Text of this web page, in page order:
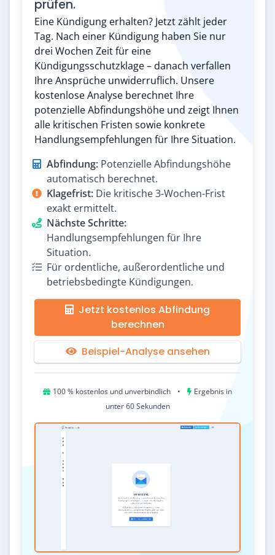
prüfen.
Eine Kündigung erhalten? Jetzt zählt jeder
Tag. Nach einer Kündigung haben Sie nur
drei Wochen Zeit für eine
Kündigungsschutzklage – danach verfallen
Ihre Ansprüche unwiderruflich. Unsere
kostenlose Analyse berechnet Ihre
potenzielle Abfindungshöhe und zeigt Ihnen
alle kritischen Fristen sowie konkrete
Handlungsempfehlungen für Ihre Situation.
Abfindung: Potenzielle Abfindungshöhe
automatisch berechnet.
Klagefrist: Die kritische 3-Wochen-Frist
exakt ermittelt.
Nächste Schritte:
Handlungsempfehlungen für Ihre
Situation.
Für ordentliche, außerordentliche und
betriebsbedingte Kündigungen.
Jetzt kostenlos Abfindung
berechnen
Beispiel-Analyse ansehen
100 % kostenlos und unverbindlich •
Ergebnis in
unter 60 Sekunden